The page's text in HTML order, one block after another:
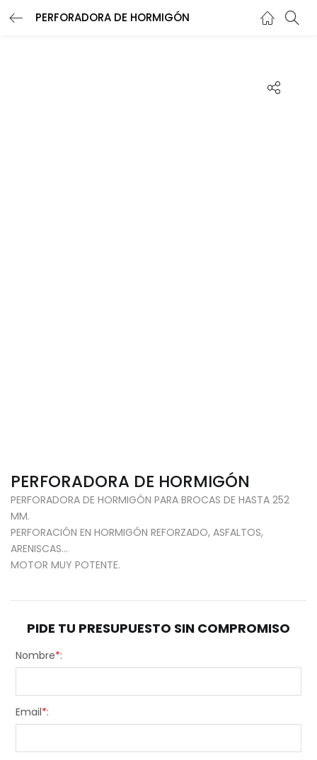
PERFORADORA DE HORMIGÓN
PERFORADORA DE HORMIGÓN
PERFORADORA DE HORMIGÓN PARA BROCAS DE HASTA 252
MM.
PERFORACIÓN EN HORMIGÓN REFORZADO, ASFALTOS,
ARENISCAS…
MOTOR MUY POTENTE.
PIDE TU PRESUPUESTO SIN COMPROMISO
Nombre*:
Email*: